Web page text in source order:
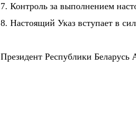
7. Контроль за выполнением
8. Настоящий Указ вступает в
Президент Республики